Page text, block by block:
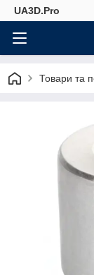
UA3D.Pro
Товари та